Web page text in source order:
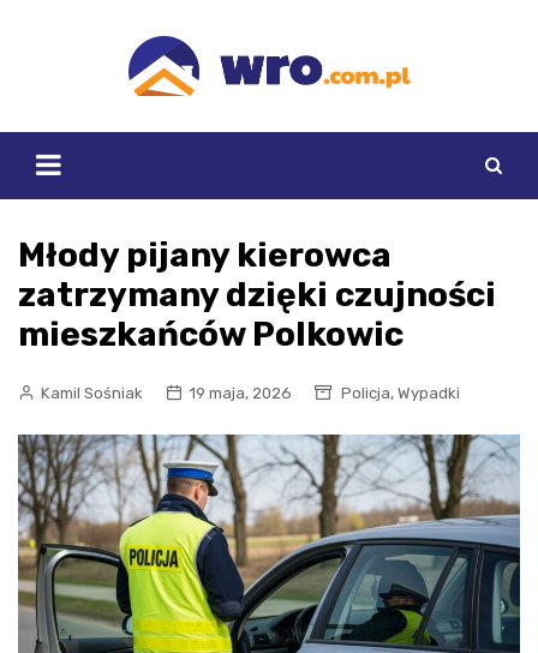
Młody pijany kierowca
zatrzymany dzięki czujności
mieszkańców Polkowic
Kamil Sośniak 19 maja, 2026 Policja, Wypadki